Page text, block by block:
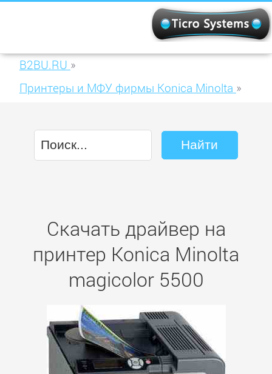
B2BU.RU »
Принтеры и МФУ фирмы Konica Minolta »
Скачать драйвер на
принтер Konica Minolta
magicolor 5500